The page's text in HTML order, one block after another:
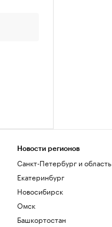
Новости регионов
Санкт-Петербург и область
Екатеринбург
Новосибирск
Омск
Башкортостан